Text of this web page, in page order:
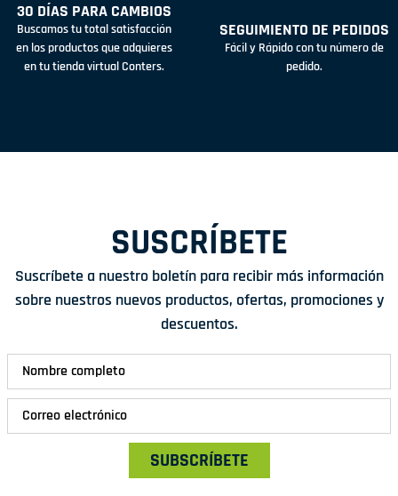
30 DÍAS PARA CAMBIOS
Buscamos tu total satisfacción
en los productos que adquieres
en tu tienda virtual Conters.
SEGUIMIENTO DE PEDIDOS
Fácil y Rápido con tu número de
pedido.
SUSCRÍBETE
Suscríbete a nuestro boletín para recibir más información
sobre nuestros nuevos productos, ofertas, promociones y
descuentos.
SUBSCRÍBETE